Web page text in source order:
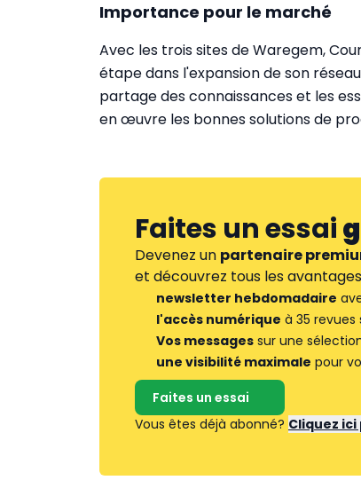
Importance pour le marché
Avec les trois sites de Waregem,
étape dans l'expansion de son
partage des connaissances et les
en œuvre les bonnes solutions de
Faites un essai
Devenez un partenaire
et découvrez tous les
newsletter hebdomadaire
l'accès numérique à 35
Vos messages sur une
une visibilité maximale pour
Faites un essai
Vous êtes déjà abonné? Cliquez